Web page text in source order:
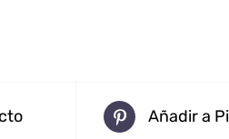
Añadir a